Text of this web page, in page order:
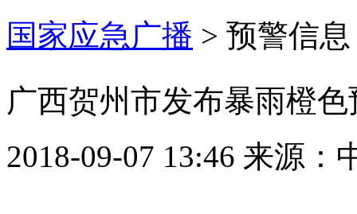
国家应急广播 > 预警信息
广西贺州市发布暴雨橙色
2018-09-07 13:46 来源：